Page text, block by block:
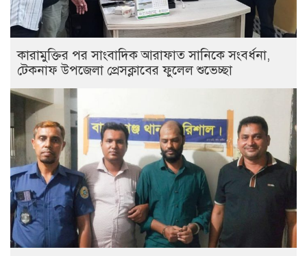
কারামুক্তির পর সাংবাদিক আরাফাত সানিকে সংবর্ধনা,
টেকনাফ উপজেলা প্রেসক্লাবের ফুলেল শুভেচ্ছা